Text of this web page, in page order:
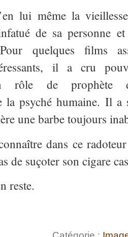
lui même la
de sa personne
quelques films
il a cru
rôle de prophète
la psyché humaine. Il a
une barbe toujours
dans ce
de suçoter son cigare
reste.